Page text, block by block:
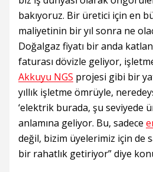
bakıyoruz. Bir üretici için en
maliyetinin bir yıl sonra ne
Doğalgaz fiyatı bir anda
faturası dövizle geliyor,
Akkuyu NGS projesi gibi bir
yıllık işletme ömrüyle,
‘elektrik burada, şu seviyede
anlamına geliyor. Bu, sadece
değil, bizim üyelerimiz için de
bir rahatlık getiriyor” diye